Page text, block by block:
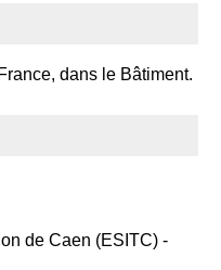
dans le Bâtiment.
de Caen (ESITC) -